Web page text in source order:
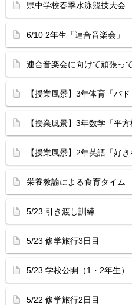
県中学校春季水泳競技大会
6/10 2年生「連合音楽会」
連合音楽会に向けて頑張っ
【授業風景】3年体育「バド
【授業風景】3年数学「平方
【授業風景】2年英語「好き
栄養教諭による食育タイム
5/23 引き渡し訓練
5/23 修学旅行3日目
5/23 学校公開（1・2年生）
5/22 修学旅行2日目